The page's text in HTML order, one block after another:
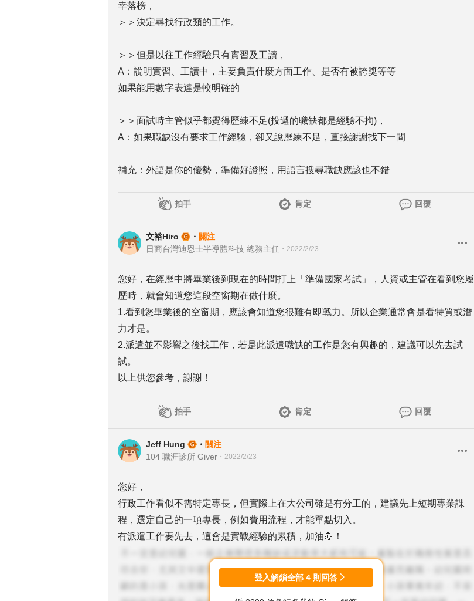
幸落榜，
＞＞決定尋找行政類的工作。
＞＞但是以往工作經驗只有實習及工讀，
A：說明實習、工讀中，主要負責什麼方面工作、是否有被誇獎等等
如果能用數字表達是較明確的
＞＞面試時主管似乎都覺得歷練不足(投遞的職缺都是經驗不拘)，
A：如果職缺沒有要求工作經驗，卻又說歷練不足，直接謝謝找下一間
補充：外語是你的優勢，準備好證照，用語言搜尋職缺應該也不錯
拍手 肯定 回覆
文裕Hiro ・ 關注
日商台灣迪恩士半導體科技 總務主任 ・ 2022/2/23
您好，在經歷中將畢業後到現在的時間打上「準備國家考試」，人資或主管在看到您履
歷時，就會知道您這段空窗期在做什麼。
1.看到您畢業後的空窗期，應該會知道您很難有即戰力。所以企業通常會是看特質或潛
力才是。
2.派遣並不影響之後找工作，若是此派遣職缺的工作是您有興趣的，建議可以先去試
試。
以上供您參考，謝謝！
拍手 肯定 回覆
Jeff Hung ・ 關注
104 職涯診所 Giver ・ 2022/2/23
您好，
行政工作看似不需特定專長，但實際上在大公司確是有分工的，建議先上短期專業課
程，選定自己的一項專長，例如費用流程，才能單點切入。
有派遣工作要先去，這會是實戰經驗的累積，加油💪！
登入解鎖全部 4 則回答